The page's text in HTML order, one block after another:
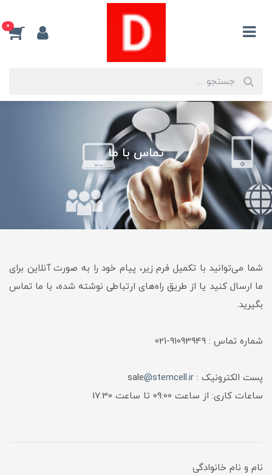
0
تماس با ما
شما می‌توانید با تکمیل فرم زیر، پیام خود را به صورت آنلاین برای
ما ارسال کنید یا از طریق راه‌های ارتباطی نوشته شده، با ما تماس
بگیرید.
شماره تماس : 91093949-021
پست الکترونیک : sale @stemcell.ir
ساعات کاری: از ساعت 09:00 تا ساعت 17:30
نام و نام خانوادگی